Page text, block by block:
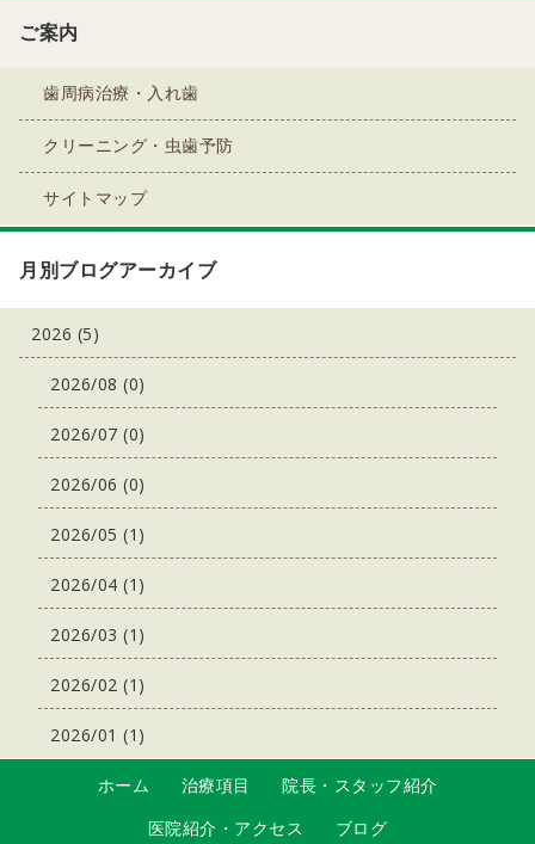
ご案内
歯周病治療・入れ歯
クリーニング・虫歯予防
サイトマップ
月別ブログアーカイブ
2026 (5)
2026/08 (0)
2026/07 (0)
2026/06 (0)
2026/05 (1)
2026/04 (1)
2026/03 (1)
2026/02 (1)
2026/01 (1)
ホーム 治療項目
院長・スタッフ紹介
医院紹介・アクセス
ブログ